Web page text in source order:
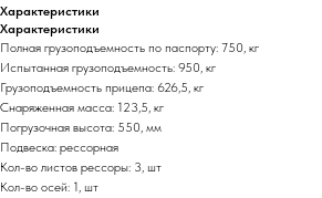
Характеристики
Характеристики
Полная грузоподъемность по паспорту: 750, кг
Испытанная грузоподъемность: 950, кг
Грузоподъемность прицепа: 626,5, кг
Снаряженная масса: 123,5, кг
Погрузочная высота: 550, мм
Подвеска: рессорная
Кол-во листов рессоры: 3, шт
Кол-во осей: 1, шт